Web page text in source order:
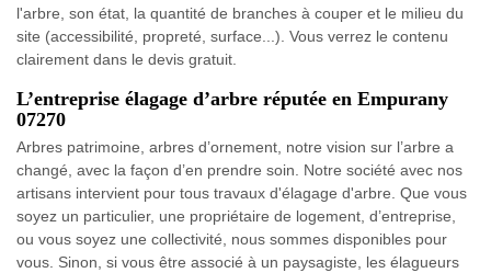
l'arbre, son état, la quantité de branches à couper et le milieu du
site (accessibilité, propreté, surface...). Vous verrez le contenu
clairement dans le devis gratuit.
L’entreprise élagage d’arbre réputée en Empurany
07270
Arbres patrimoine, arbres d’ornement, notre vision sur l’arbre a
changé, avec la façon d’en prendre soin. Notre société avec nos
artisans intervient pour tous travaux d'élagage d'arbre. Que vous
soyez un particulier, une propriétaire de logement, d’entreprise,
ou vous soyez une collectivité, nous sommes disponibles pour
vous. Sinon, si vous être associé à un paysagiste, les élagueurs